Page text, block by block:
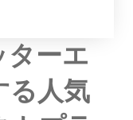
ターエ
る人気